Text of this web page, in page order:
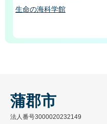
生命の海科学館
蒲郡市
法人番号3000020232149